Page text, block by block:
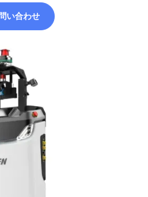
い合わせ